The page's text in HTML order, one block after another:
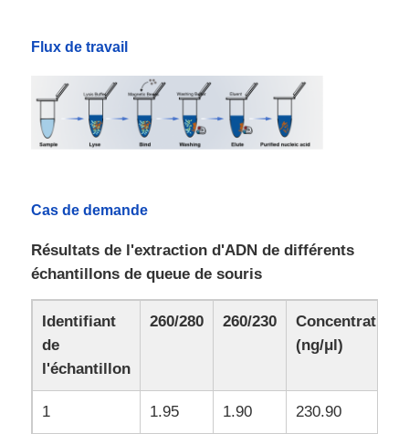
Perles magnétiques NGS
Perles magnétiques pour tri cellulaire
Perles magnétiques activées en surface
Instruments et consommables automatisés
Flux de travail
Cas de demande
Résultats de l'extraction d'ADN de différents
échantillons de queue de souris
Identifiant
de
l'échantillon
260/280 260/230
Concentration
(ng/μl)
1 1.95 1.90 230.90